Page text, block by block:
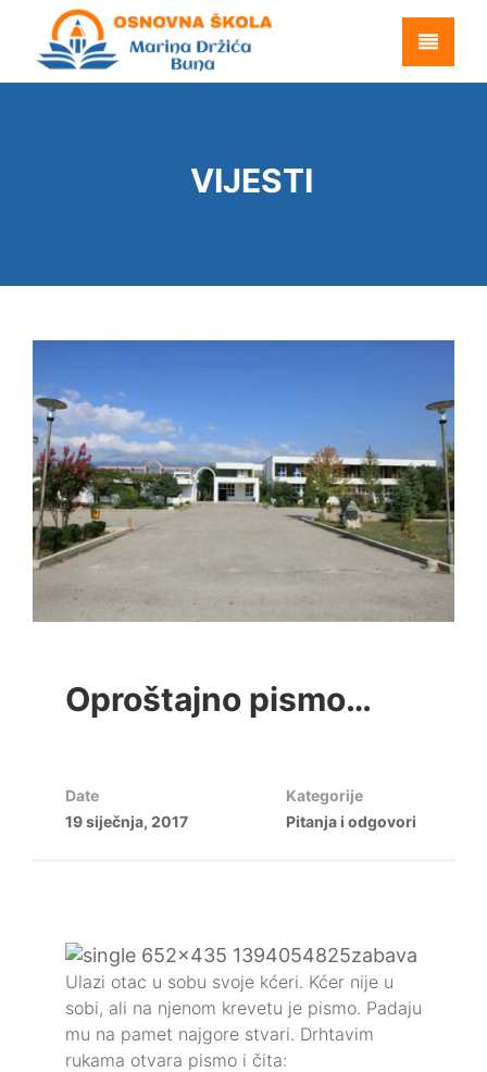
VIJESTI
Oproštajno pismo…
Date
19 siječnja, 2017
Kategorije
Pitanja i odgovori
Ulazi otac u sobu svoje kćeri. Kćer nije u
sobi, ali na njenom krevetu je pismo. Padaju
mu na pamet najgore stvari. Drhtavim
rukama otvara pismo i čita: